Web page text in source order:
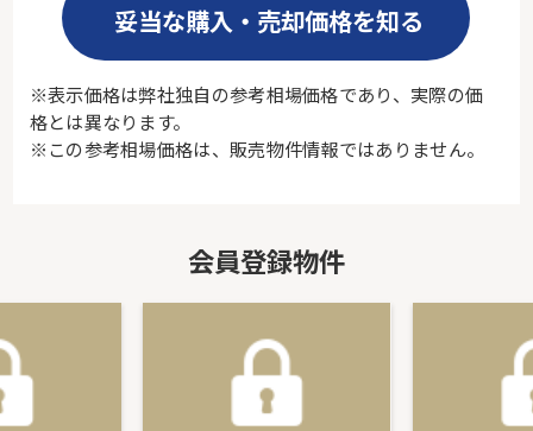
妥当な購入・売却価格を知る
※表示価格は弊社独自の参考相場価格であり、実際の価
格とは異なります。
※この参考相場価格は、販売物件情報ではありません。
会員登録物件